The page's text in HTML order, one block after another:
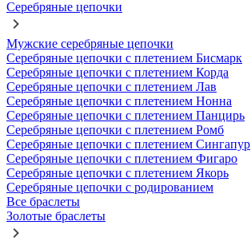
Серебряные цепочки
Мужские серебряные цепочки
Серебряные цепочки с плетением Бисмарк
Серебряные цепочки с плетением Корда
Серебряные цепочки с плетением Лав
Серебряные цепочки с плетением Нонна
Серебряные цепочки с плетением Панцирь
Серебряные цепочки с плетением Ромб
Серебряные цепочки с плетением Сингапур
Серебряные цепочки с плетением Фигаро
Серебряные цепочки с плетением Якорь
Серебряные цепочки с родированием
Все браслеты
Золотые браслеты